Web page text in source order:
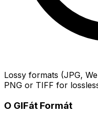
Lossy formats (JPG,
PNG or TIFF for
O GIFát Formát